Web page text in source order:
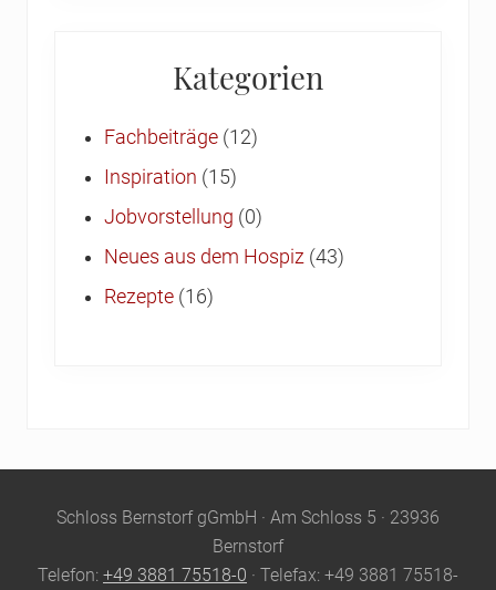
Kategorien
Fachbeiträge (12)
Inspiration (15)
Jobvorstellung (0)
Neues aus dem Hospiz (43)
Rezepte (16)
SiteSchloss Bernstorf gGmbH · Am Schloss 5 · 23936
Bernstorf
Telefon: +49 3881 75518-0 · Telefax: +49 3881 75518-